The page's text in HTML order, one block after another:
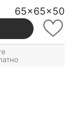
65x65x50